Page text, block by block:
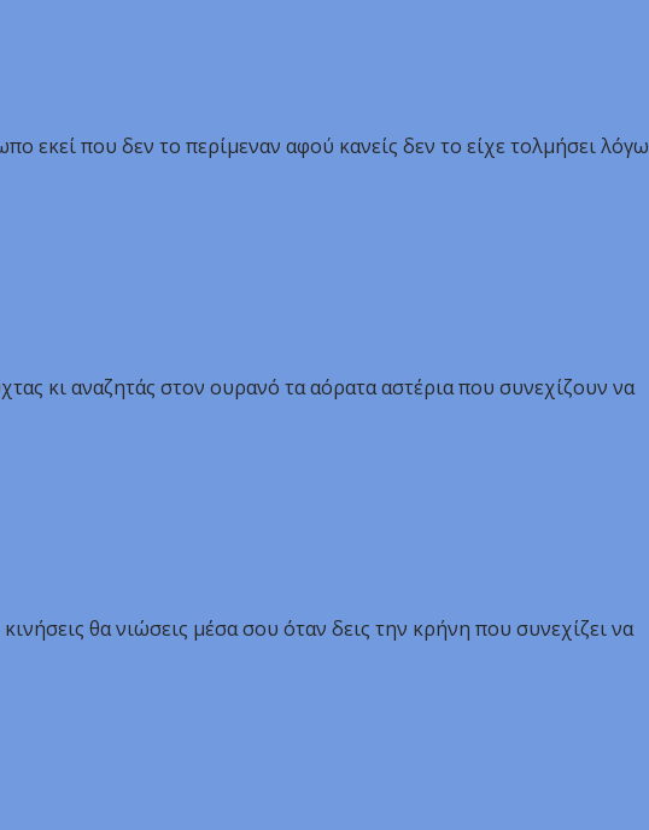
εκεί που δεν το περίμεναν αφού κανείς δεν το είχε τολμήσει λόγω
κι αναζητάς στον ουρανό τα αόρατα αστέρια που συνεχίζουν να
θα νιώσεις μέσα σου όταν δεις την κρήνη που συνεχίζει να